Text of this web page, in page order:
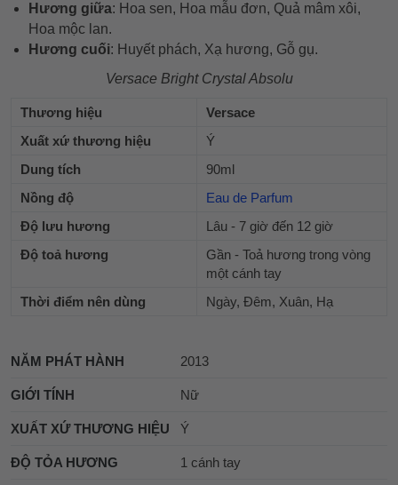
Hương giữa: Hoa sen, Hoa mẫu đơn, Quả mâm xôi,
Hoa mộc lan.
Hương cuối: Huyết phách, Xạ hương, Gỗ gụ.
Versace Bright Crystal Absolu
Thương hiệu
Versace
Xuất xứ thương hiệu
Ý
Dung tích
90ml
Nồng độ
Eau de Parfum
Độ lưu hương
Lâu - 7 giờ đến 12 giờ
Độ toả hương
Gần - Toả hương trong vòng
một cánh tay
Thời điểm nên dùng
Ngày, Đêm, Xuân, Hạ
NĂM PHÁT HÀNH 2013
GIỚI TÍNH Nữ
XUẤT XỨ THƯƠNG HIỆU Ý
ĐỘ TỎA HƯƠNG 1 cánh tay